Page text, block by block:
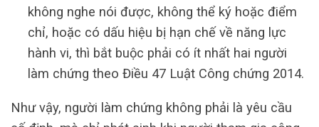
không nghe nói được, không thể ký hoặc điểm
chỉ, hoặc có dấu hiệu bị hạn chế về năng lực
hành vi, thì bắt buộc phải có ít nhất hai người
làm chứng theo Điều 47 Luật Công chứng 2014.
Như vậy, người làm chứng không phải là yêu cầu